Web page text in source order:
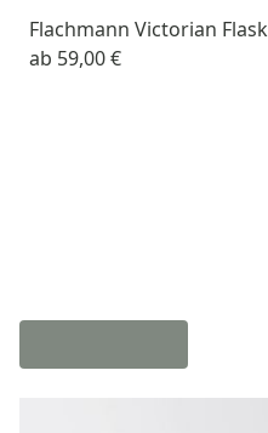
Flachmann Victorian Flask
ab 59,00 €